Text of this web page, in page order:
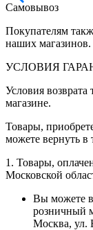
Самовывоз
Покупателям
наших магазинов.
УСЛОВИЯ
Условия возврата
магазине.
Товары,
можете вернуть в
1. Товары,
Московской
Вы можете
розничный
Москва, ул.